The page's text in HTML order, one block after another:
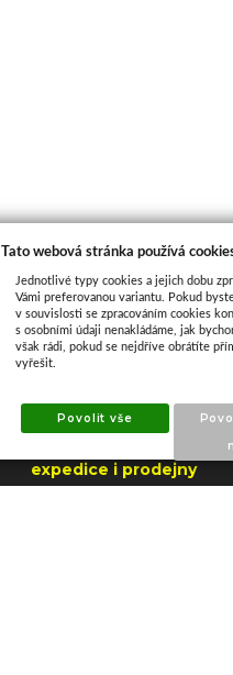
Kontakt
Palackého 195
766 61 Napajedla
(od 3.8.2026 do 7.8.2026
expedice i prodejny
Tato webová stránka používá
Jednotlivé typy cookies a jejich dobu
Vámi preferovanou variantu. Pokud
v souvislosti se zpracováním cookies
s osobními údaji nenakládáme, jak
však rádi, pokud se nejdříve obrátíte
vyřešit.
Povolit vše